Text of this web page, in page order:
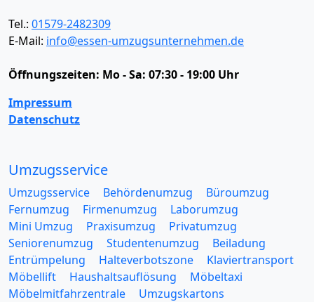
Tel.: 01579-2482309
E-Mail: info@essen-umzugsunternehmen.de
Öffnungszeiten: Mo - Sa: 07:30 - 19:00 Uhr
Impressum
Datenschutz
Umzugsservice
Umzugsservice Behördenumzug
Büroumzug
Fernumzug
Firmenumzug
Laborumzug
Mini Umzug
Praxisumzug
Privatumzug
Seniorenumzug
Studentenumzug
Beiladung
Entrümpelung
Halteverbotszone
Klaviertransport
Möbellift
Haushaltsauflösung
Möbeltaxi
Möbelmitfahrzentrale
Umzugskartons